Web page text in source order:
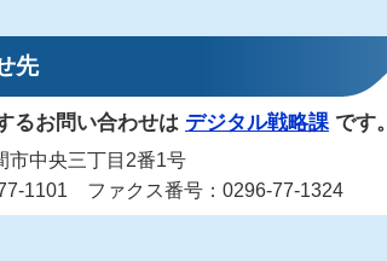
先
るお問い合わせは デジタル戦略課 です。
中央三丁目2番1号
1101 ファクス番号：0296-77-1324